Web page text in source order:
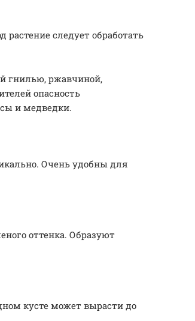
растение следует обработать
гнилью, ржавчиной,
опасность
и медведки.
Очень удобны для
оттенка. Образуют
кусте может вырасти до